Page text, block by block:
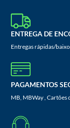
ENTREGA DE
Entregas rápidas/
PAGAMENTOS
MB, MBWay , Cartões